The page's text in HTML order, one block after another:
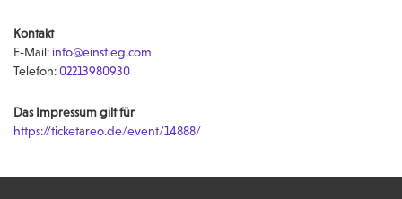
Kontakt
E-Mail: info@einstieg.com
Telefon:02213980930
Das Impressum gilt für
https://ticketareo.de/event/14888/